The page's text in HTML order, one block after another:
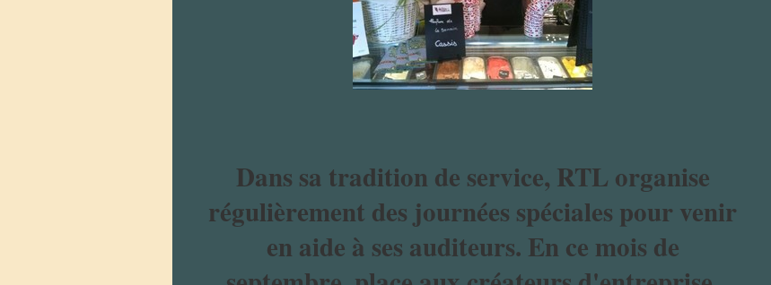
Dans sa tradition de service, RTL organise
régulièrement des journées spéciales pour venir
en aide à ses auditeurs. En ce mois de